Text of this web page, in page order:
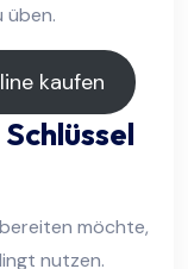
üben.
kaufen
möchte,
nutzen.